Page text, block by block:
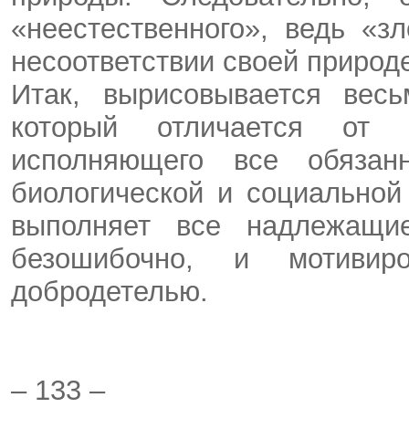
«неестественного», ведь
несоответствии своей
Итак, вырисовывается
который отличается от
исполняющего все
биологической и
выполняет все
безошибочно, и
добродетелью.
– 133 –